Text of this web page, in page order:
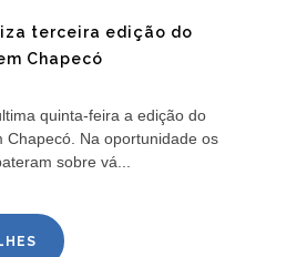
terceira edição do
Chapecó
quinta-feira a edição do
Chapecó. Na oportunidade os
sobre vá...